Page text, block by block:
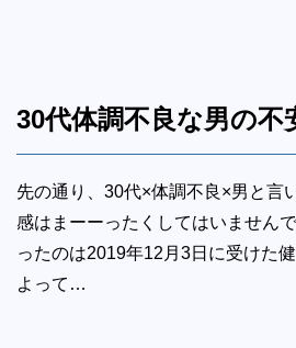
30代体調不良な男の不
先の通り、30代×体調不良×男と言
感はまーーったくしてはいません
ったのは2019年12月3日に受けた
よって…